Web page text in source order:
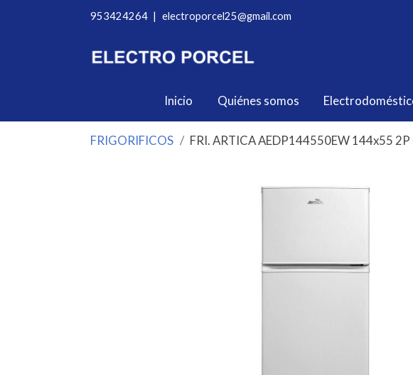
953424264 | electroporcel25@gmail.com
Inicio Quiénes somos
FRIGORIFICOS FRI. ARTICA AEDP144550EW 144x55